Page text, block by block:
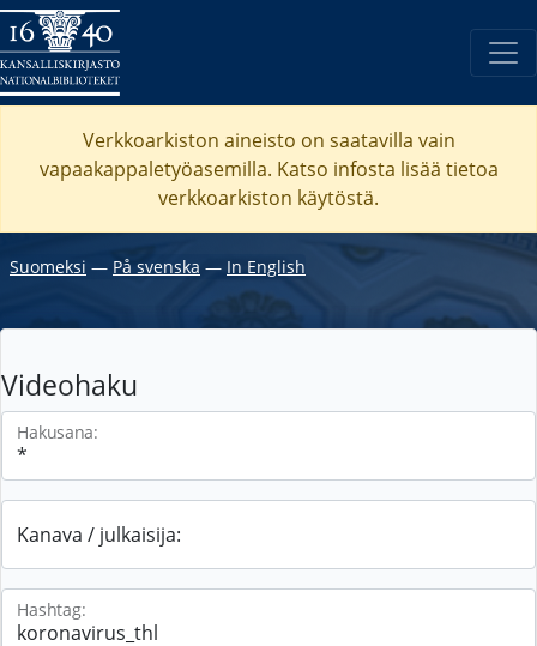
Verkkoarkiston aineisto on saatavilla vain
vapaakappaletyöasemilla. Katso infosta lisää tietoa
verkkoarkiston käytöstä.
Suomeksi ― På svenska ― In English
Videohaku
Hakusana:
Kanava / julkaisija:
Hashtag: